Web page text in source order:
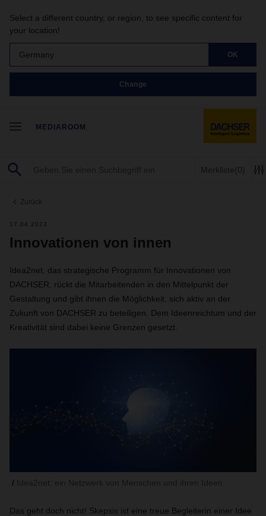
Select a different country, or region, to see specific content for
your location!
Germany OK
Change
MEDIAROOM
Merkliste(0)
Zurück
17.04.2023
Innovationen von innen
Idea2net, das strategische Programm für Innovationen von
DACHSER, rückt die Mitarbeitenden in den Mittelpunkt der
Gestaltung und gibt ihnen die Möglichkeit, sich aktiv an der
Zukunft von DACHSER zu beteiligen. Dem Ideenreichtum und der
Kreativität sind dabei keine Grenzen gesetzt.
Das geht doch nicht! Skepsis ist eine treue Begleiterin einer Idee